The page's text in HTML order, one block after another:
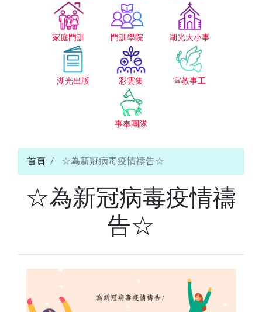
家庭門訓 門訓學院 湖光大小事
湖光出版 彩雲集 宣教事工
事奉團隊
首頁 ☆為新冠病毒疫情禱告☆
☆為新冠病毒疫情禱
告☆